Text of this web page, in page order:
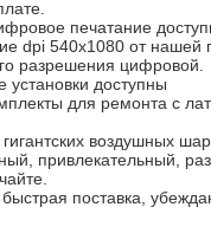
печатание
dpi 540x1080 от
разрешения цифровой.
установки доступны
для ремонта с
воздушных
привлекательный,
поставка,